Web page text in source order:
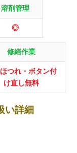
溶剤管理
◎
修繕作業
つれ・ボタン付
け直し無料
い詳細